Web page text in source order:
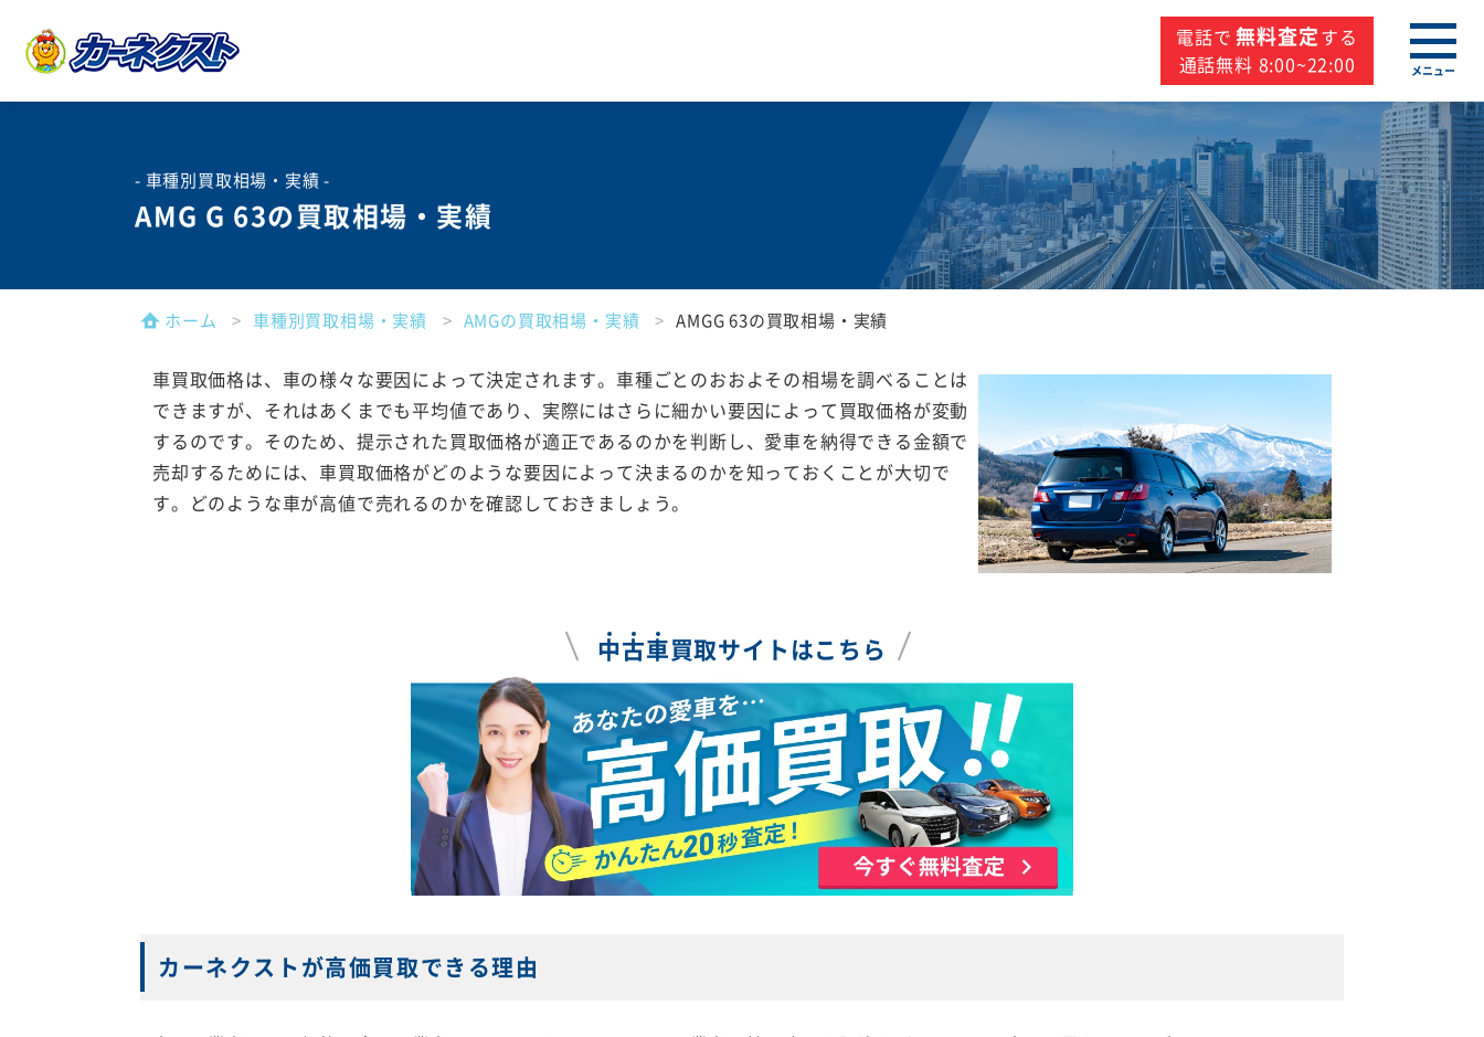
電話で 無料査定する
通話無料 8:00~22:00
メニュー
- 車種別買取相場・実績 -
AMG G 63の買取相場・実績
ホーム 車種別買取相場・実績 AMGの買取相場・実績 AMGG 63の買取相場・実績
車買取価格は、車の様々な要因によって決定されます。車種ごとのおおよその相場を調べることは
できますが、それはあくまでも平均値であり、実際にはさらに細かい要因によって買取価格が変動
するのです。そのため、提示された買取価格が適正であるのかを判断し、愛車を納得できる金額で
売却するためには、車買取価格がどのような要因によって決まるのかを知っておくことが大切で
す。どのような車が高値で売れるのかを確認しておきましょう。
中古車買取サイトはこちら
カーネクストが高価買取できる理由